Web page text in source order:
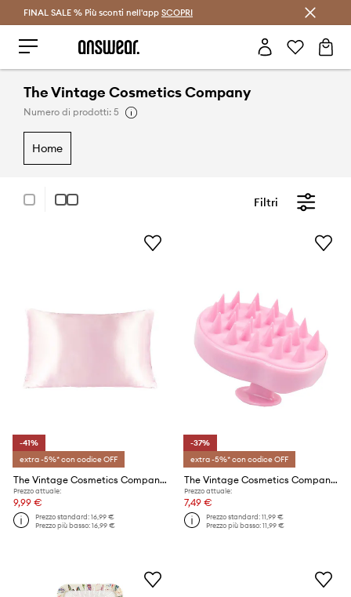
Risparmia con Answear Club >
FINAL SALE % Più sconti nell'app SCOPRI
The Vintage Cosmetics Company
Numero di prodotti: 5
home
Filtri
-41%
extra -5%* con codice OFF
The Vintage Cosmetics Company federa
Prezzo attuale:
9,99 €
Prezzo standard:16,99 €
Prezzo più basso:16,99 €
-37%
extra -5%* con codice OFF
The Vintage Cosmetics Company massaggiatore per il cuoio capelluto Shampoo Brush
Prezzo attuale:
7,49 €
Prezzo standard:11,99 €
Prezzo più basso:11,99 €